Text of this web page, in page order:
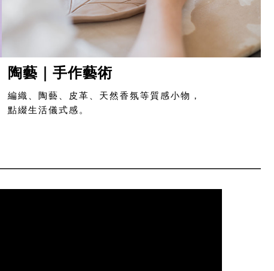
陶藝｜手作藝術
編織、陶藝、皮革、天然香氛等質感小物，
點綴生活儀式感。